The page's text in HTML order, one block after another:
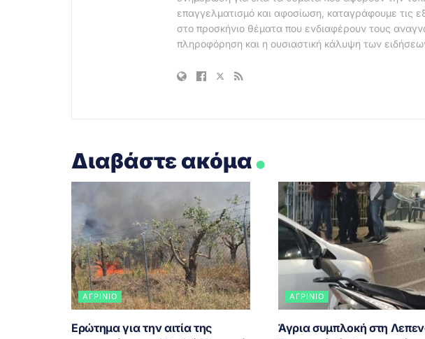
επαγγελματισμό και αφοσίωση, καταγράφουμε τις
στο προσκήνιο θέματα που ενδιαφέρουν τους
πληροφόρηση και η ουσιαστική κάλυψη των
Διαβάστε ακόμα.
ΑΓΡΊΝΙΟ
Ερώτημα για την αιτία της
ΑΓΡΊΝΙΟ
Άγρια συμπλοκή στη